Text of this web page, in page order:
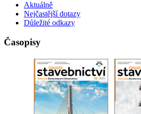
Aktuálně
Nejčastější dotazy
Důležité odkazy
Časopisy